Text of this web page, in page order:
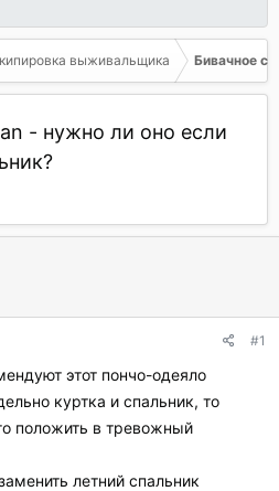
выживальщика Бивачное
- нужно ли оно если
#1
этот пончо-одеяло
куртка и спальник, то
положить в тревожный
летний спальник